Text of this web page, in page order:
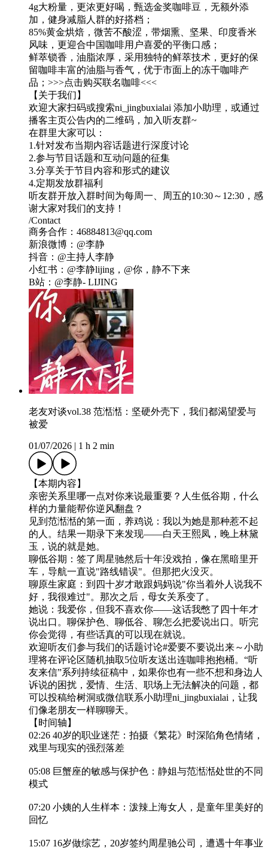
4g大粉量，更浓更好喝，甄选金奖咖啡豆，无额外添
加，健身减脂人群的好搭档；
85%黄金烘焙，微苦不酸涩，带烟熏、坚果、印度香米
风味，更迎合中国咖啡用户喜爱的平衡口感；
鲜萃锁香，油脂浓厚，采用独特的鲜萃技术，更好的保
留咖啡丰富的油脂与香气，优于市面上的冻干咖啡产
品；>>>点击购买联名咖啡<<<
【关于我们】
欢迎大家扫码或搜索ni_jingbuxialai 添加小助理，或通过
播客主页公告内的二维码，加入听友群~
在群里大家可以：
1.针对发布当期内容话题进行深度讨论
2.参与节目话题和互动问题的征集
3.分享关于节目内容和形式的建议
4.定期发放群福利
听友群开放入群时间为每周一、周五的10:30～12:30，感
谢大家对我们的支持！
/Contact
商务合作：46884813@qq.com
新浪微博：@李静
抖音：@主持人李静
小红书：@李静lijing，@你，静不下来
B站：@李静- LIJING
老友对谈vol.38 范湉湉：坚硬外壳下，我们都渴望爱与
被爱
01/07/2026 1 h 2 min
【本期内容】
亲密关系里哪一点对你来说最重要？人生低谷期，什么
样的力量能帮你逆风翻盘？
见到范湉湉的第一面，养鸡说：我以为她是那种惹不起
的人。结果一期录下来发现——白天王熙凤，晚上林黛
玉，说的就是她。
聊低谷期：签了周星驰然后十年没戏拍，像在黑暗里开
车，导航一直说"路线错误"。但那把火没灭。
聊原生家庭：到四十岁才敢跟妈妈说"你当着外人说我不
好，我很难过"。那次之后，母女关系变了。
她说：我爱你，但我不喜欢你——这话我憋了四十年才
说出口。聊保护色、聊低谷、聊怎么把爱说出口。听完
你会觉得，有些话真的可以现在就说。
欢迎听友们参与我们的话题讨论#爱要不要说出来～小助
理将在评论区随机抽取5位听友送出连咖啡抱抱桶。“听
友来信”系列持续征稿中，如果你也有一些不想和身边人
诉说的困扰，爱情、生活、职场上无法解决的问题，都
可以投稿给树洞或微信联系小助理ni_jingbuxialai，让我
们像老朋友一样聊聊天。
【时间轴】
02:26 40岁的职业迷茫：拍摄《繁花》时深陷角色情绪，
戏里与现实的强烈落差
05:08 巨蟹座的敏感与保护色：静姐与范湉湉处世的不同
模式
07:20 小姨的人生样本：泼辣上海女人，是童年里美好的
回忆
15:07 16岁做综艺，20岁签约周星驰公司，遭遇十年事业